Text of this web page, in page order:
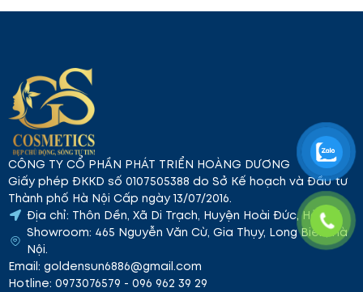
CÔNG TY CỔ PHẦN PHÁT TRIỂN HOÀNG DƯƠNG
Giấy phép ĐKKD số 0107505388 do Sở Kế hoạch và Đầu tư
Thành phố Hà Nội Cấp ngày 13/07/2016.
Địa chỉ: Thôn Dền, Xã Di Trạch, Huyện Hoài Đức, Hà Nội
Showroom: 465 Nguyễn Văn Cừ, Gia Thụy, Long Biên, Hà
Nội.
Email: goldensun6886@gmail.com
Hotline: 0973076579 - 096 962 39 29